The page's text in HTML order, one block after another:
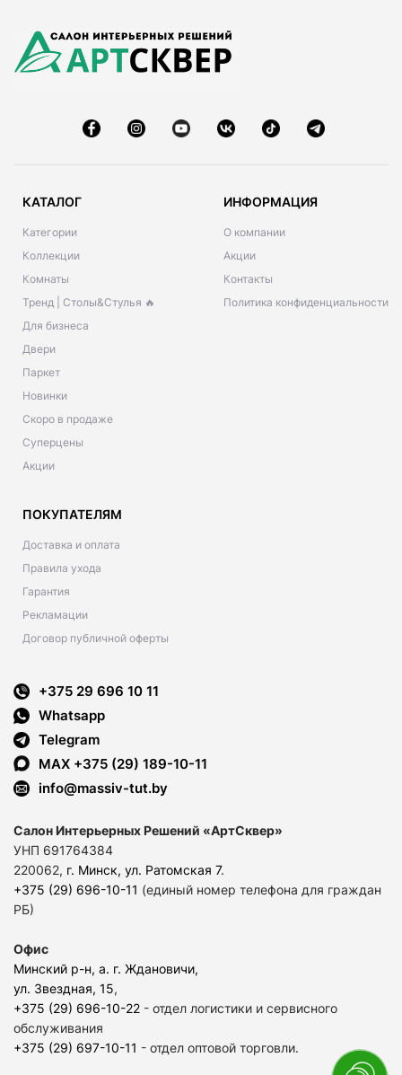
КАТАЛОГ
Категории
Коллекции
Комнаты
Тренд | Столы&Стулья 🔥
Для бизнеса
Двери
Паркет
Новинки
Скоро в продаже
Суперцены
Акции
ИНФОРМАЦИЯ
О компании
Акции
Контакты
Политика конфиденциальности
ПОКУПАТЕЛЯМ
Доставка и оплата
Правила ухода
Гарантия
Рекламации
Договор публичной оферты
+375 29 696 10 11
Whatsapp
Telegram
MAX +375 (29) 189-10-11
info@massiv-tut.by
Салон Интерьерных Решений «АртСквер»
УНП 691764384
220062, г. Минск, ул. Ратомская 7.
+375 (29) 696-10-11 (единый номер телефона для граждан
РБ)
Офис
Минский р-н, а. г. Ждановичи,
ул. Звездная, 15,
+375 (29) 696-10-22 - отдел логистики и сервисного
обслуживания
+375 (29) 697-10-11 - отдел оптовой торговли.